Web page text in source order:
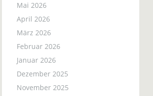
Mai 2026
April 2026
März 2026
Februar 2026
Januar 2026
Dezember 2025
November 2025